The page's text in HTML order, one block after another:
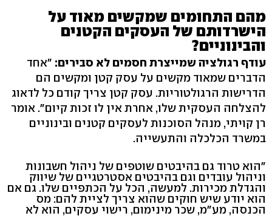
מהם התחומים שמקשים מאוד על
הישרדותם של העסקים הקטנים
והבינוניים?
עודף רגולציה שמייצרת חסמים לא סבירים: "אחד
הדברים שמאוד מקשים על עסק קטן ומקשים הם
הדרישות הרגולטוריות. עסק קטן צריך קודם כל לדאוג
להצלחה העסקית שלו, אחרת אין לו זכות קיום". אומר
רן קויתי, מנהל הסוכנות לעסקים קטנים ובינוניים
במשרד הכלכלה והתעשייה.
"הוא טרוד גם בהיבטים שוטפים של ניהול חשבונות
וניהול עובדים וגם בהיבטים אסטרטגיים של שיווק
והגדלת מכירות. למעשה, הכל על הכתפיים שלו. גם אם
הוא יודע שיש חוקים שהוא צריך לציית להם: מס
הכנסה, מע"מ, שכר מינימום, רישוי עסקים, הוא לא